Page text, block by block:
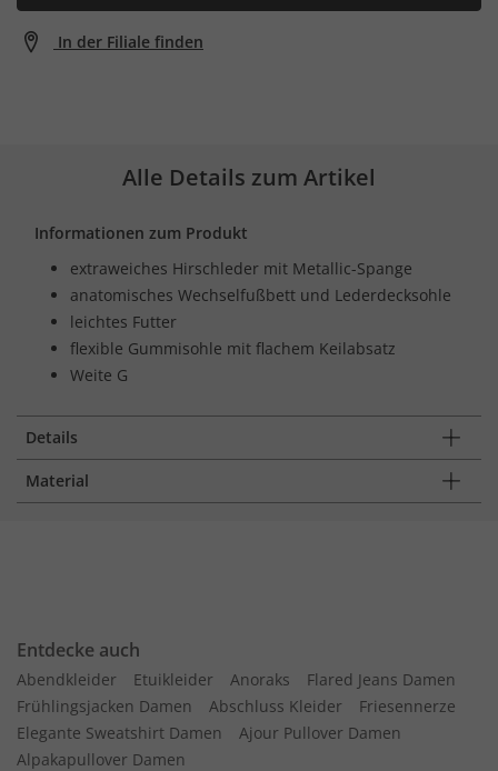
In der Filiale finden
Alle Details zum Artikel
Informationen zum Produkt
extraweiches Hirschleder mit Metallic-Spange
anatomisches Wechselfußbett und Lederdecksohle
leichtes Futter
flexible Gummisohle mit flachem Keilabsatz
Weite G
Details
Material
Entdecke auch
Abendkleider Etuikleider Anoraks
Flared Jeans Damen
Frühlingsjacken Damen
Abschluss Kleider
Friesennerze
Elegante Sweatshirt Damen
Ajour Pullover Damen
Alpakapullover Damen